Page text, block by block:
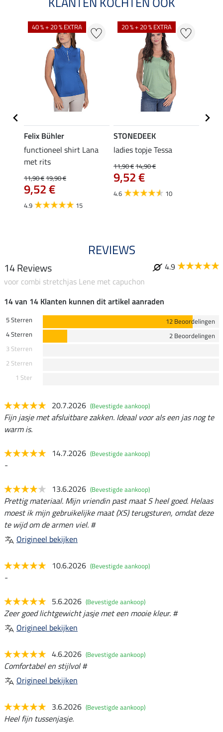
40 % + 20 % EXTRA
Felix Bühler
functioneel shirt Lana
met rits
11,90 €19,90 €
9,52 €
4.9 15
20 % + 20 % EXTRA
STONEDEEK
ladies topje Tessa
11,90 €14,90 €
9,52 €
4.6 10
REVIEWS
14 Reviews
4.9
voor combi stretchjas Lene met capuchon
14 van 14 Klanten kunnen dit artikel aanraden
5 Sterren
12 Beoordelingen
4 Sterren
2 Beoordelingen
3 Sterren
2 Sterren
1 Ster
20.7.2026 (Bevestigde aankoop)
Fijn jasje met afsluitbare zakken. Ideaal voor als een jas nog te
warm is.
14.7.2026 (Bevestigde aankoop)
-
13.6.2026 (Bevestigde aankoop)
Prettig materiaal. Mijn vriendin past maat S heel goed. Helaas
moest ik mijn gebruikelijke maat (XS) terugsturen, omdat deze
te wijd om de armen viel. #
Origineel bekijken
10.6.2026 (Bevestigde aankoop)
-
5.6.2026 (Bevestigde aankoop)
Zeer goed lichtgewicht jasje met een mooie kleur. #
Origineel bekijken
4.6.2026 (Bevestigde aankoop)
Comfortabel en stijlvol #
Origineel bekijken
3.6.2026 (Bevestigde aankoop)
Heel fijn tussenjasje.